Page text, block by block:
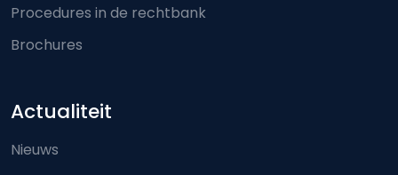
Procedures in de rechtbank
Brochures
Actualiteit
Nieuws